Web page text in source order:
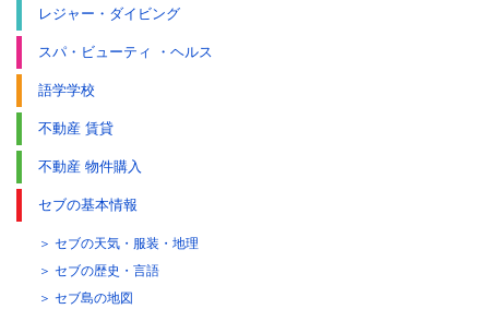
レジャー・ダイビング
スパ・ビューティ ・ヘルス
語学学校
不動産 賃貸
不動産 物件購入
セブの基本情報
セブの天気・服装・地理
セブの歴史・言語
セブ島の地図